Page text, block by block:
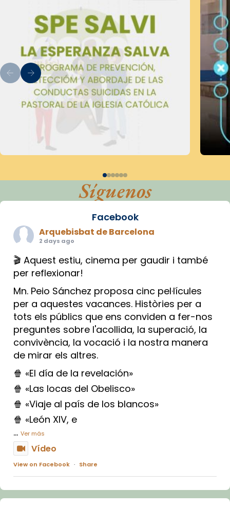
Síguenos
Facebook
Arquebisbat de Barcelona
2 days ago
🎬 Aquest estiu, cinema per gaudir i també
per reflexionar!
Mn. Peio Sánchez proposa cinc pel·lícules
per a aquestes vacances. Històries per a
tots els públics que ens conviden a fer-nos
preguntes sobre l'acollida, la superació, la
convivència, la vocació i la nostra manera
de mirar els altres.
🍿 «El día de la revelación»
🍿 «Las locas del Obelisco»
🍿 «Viaje al país de los blancos»
🍿 «León XIV, e
... Ver más
Vídeo
View on Facebook · Share
Arquebisbat de Barcelona